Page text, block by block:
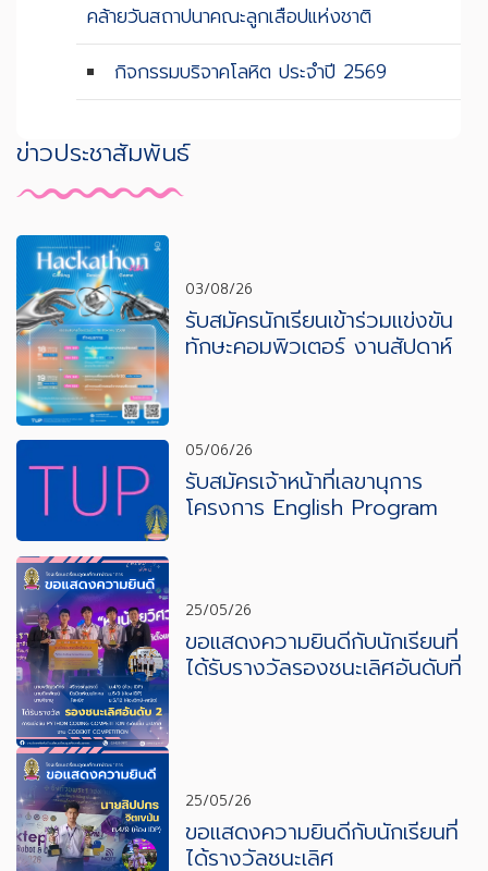
คล้ายวันสถาปนาคณะลูกเสือปแห่งชาติ
กิจกรรมบริจาคโลหิต ประจำปี 2569
ข่าวประชาสัมพันธ์
03/08/26
รับสมัครนักเรียนเข้าร่วมแข่งขัน
ทักษะคอมพิวเตอร์ งานสัปดาห์
05/06/26
รับสมัครเจ้าหน้าที่เลขานุการ
โครงการ English Program
25/05/26
ขอแสดงความยินดีกับนักเรียนที่
ได้รับรางวัลรองชนะเลิศอันดับที่
25/05/26
ขอแสดงความยินดีกับนักเรียนที่
ได้รางวัลชนะเลิศ